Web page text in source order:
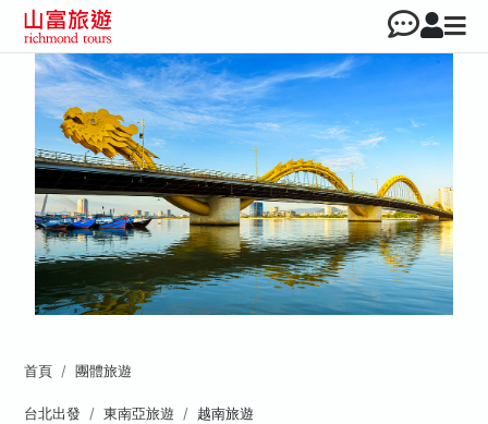
首頁 團體旅遊
台北出發 東南亞旅遊
越南旅遊